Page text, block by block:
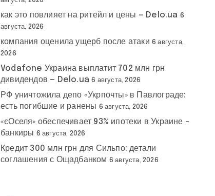
как это повлияет на ритейл и цены — Delo.ua 6
августа, 2026
компания оценила ущерб после атаки 6 августа,
2026
Vodafone Украина выплатит 702 млн грн
дивидендов — Delo.ua 6 августа, 2026
РФ уничтожила депо «Укрпочты» в Павлограде:
есть погибшие и ранены 6 августа, 2026
«єОселя» обеспечивает 93% ипотеки в Украине –
банкиры 6 августа, 2026
Кредит 300 млн грн для Сильпо: детали
соглашения с Ощадбанком 6 августа, 2026